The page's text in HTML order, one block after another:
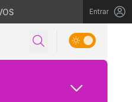
Entrar